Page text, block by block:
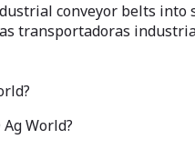
conveyor belts into
transportadoras
World?